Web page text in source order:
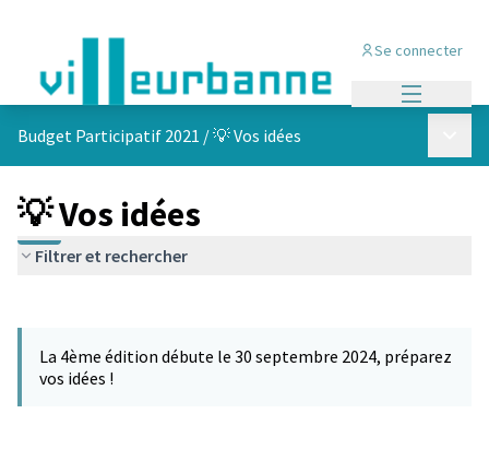
Se connecter
Budget Participatif 2021 /💡 Vos idées
💡 Vos idées
Filtrer et rechercher
La 4ème édition débute le 30 septembre 2024, préparez
vos idées !